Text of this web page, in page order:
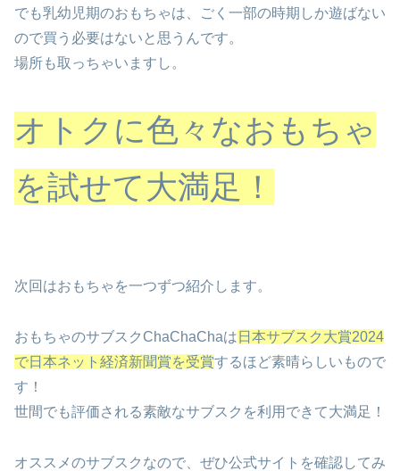
でも乳幼児期のおもちゃは、ごく一部の時期しか遊ばない
ので買う必要はないと思うんです。
場所も取っちゃいますし。
オトクに色々なおもちゃ
を試せて大満足 ！
次回はおもちゃを一つずつ紹介します。
おもちゃのサブスクChaChaChaは 日本サブスク大賞2024
で日本ネット経済新聞賞を受賞するほど素晴らしいもので
す！
世間でも評価される素敵なサブスクを利用できて大満足！
オススメのサブスクなので、ぜひ公式サイトを確認してみ